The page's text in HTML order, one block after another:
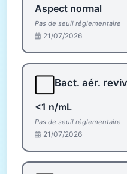
Aspect normal
Pas de seuil réglementaire
21/07/2026
Bact. aér.
<1 n/mL
Pas de seuil réglementaire
21/07/2026